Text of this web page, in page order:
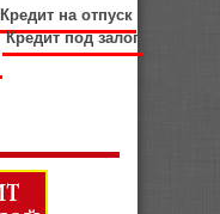
Кредит на отпуск
Кредит под залог